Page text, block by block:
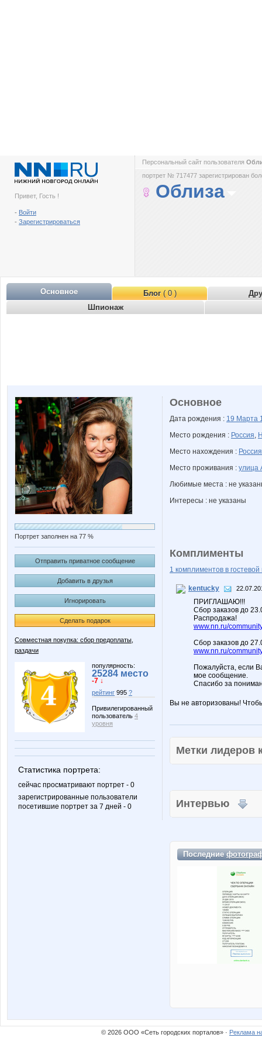
Привет, Гость !
- Войти
- Зарегистрироваться
Персональный сайт пользователя
портрет № 717477 зарегистрирован
Облиза
Основное Блог( 0 )
Шпионаж
Портрет заполнен на 77 %
Отправить приватное сообщение
Добавить в друзья
Игнорировать
Сделать подарок
Совместная покупка: сбор предоплаты,
раздачи
популярность:
25284 место
-7 ↓
рейтинг 995 ?
Привилегированный
пользователь 4
уровня
Статистика портрета:
сейчас просматривают портрет - 0
зарегистрированные пользователи
посетившие портрет за 7 дней - 0
Основное
Дата рождения : 19 Марта
Место рождения : Россия,
Место нахождения : Россия
Место проживания : улица
Любимые места : не
Интересы : не указаны
Комплименты
1 комплиментов в гостевой
kentucky
ПРИГЛАШАЮ!!!
Сбор заказов до
Распродажа!
www.nn.ru/
Сбор заказов до
www.nn.ru/
Пожалуйста, если
мое сообщение.
Спасибо за
Вы не авторизованы!
Метки
Интервью
Последние
© 2026 ООО «Сеть городских порталов» · Реклама